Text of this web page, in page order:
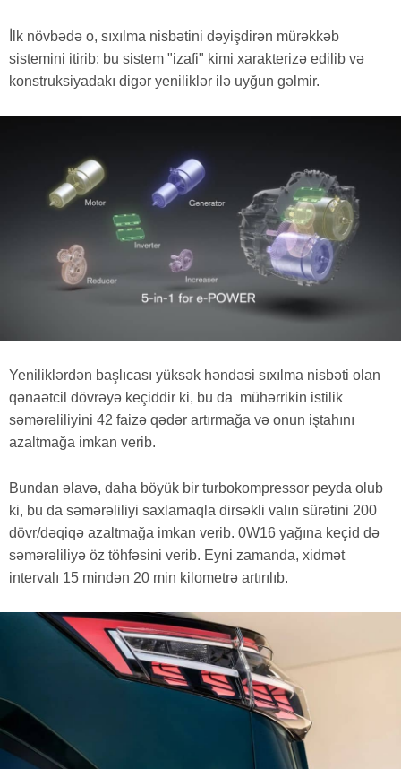
İlk növbədə o, sıxılma nisbətini dəyişdirən mürəkkəb
sistemini itirib: bu sistem "izafi" kimi xarakterizə edilib və
konstruksiyadakı digər yeniliklər ilə uyğun gəlmir.
Yeniliklərdən başlıcası yüksək həndəsi sıxılma nisbəti olan
qənaətcil dövrəyə keçiddir ki, bu da mühərrikin istilik
səmərəliliyini 42 faizə qədər artırmağa və onun iştahını
azaltmağa imkan verib.
Bundan əlavə, daha böyük bir turbokompressor peyda olub
ki, bu da səmərəliliyi saxlamaqla dirsəkli valın sürətini 200
dövr/dəqiqə azaltmağa imkan verib. 0W16 yağına keçid də
səmərəliliyə öz töhfəsini verib. Eyni zamanda, xidmət
intervalı 15 mindən 20 min kilometrə artırılıb.